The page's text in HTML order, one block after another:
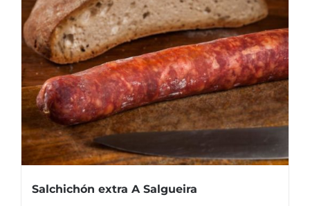
Salchichón extra A Salgueira